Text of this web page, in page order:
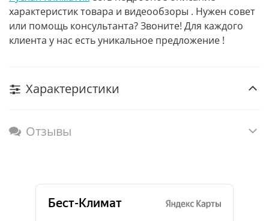
характеристик товара и видеообзоры . Нужен совет
или помощь консультанта? Звоните! Для каждого
клиента у нас есть уникальное предложение !
Характеристики
Отзывы